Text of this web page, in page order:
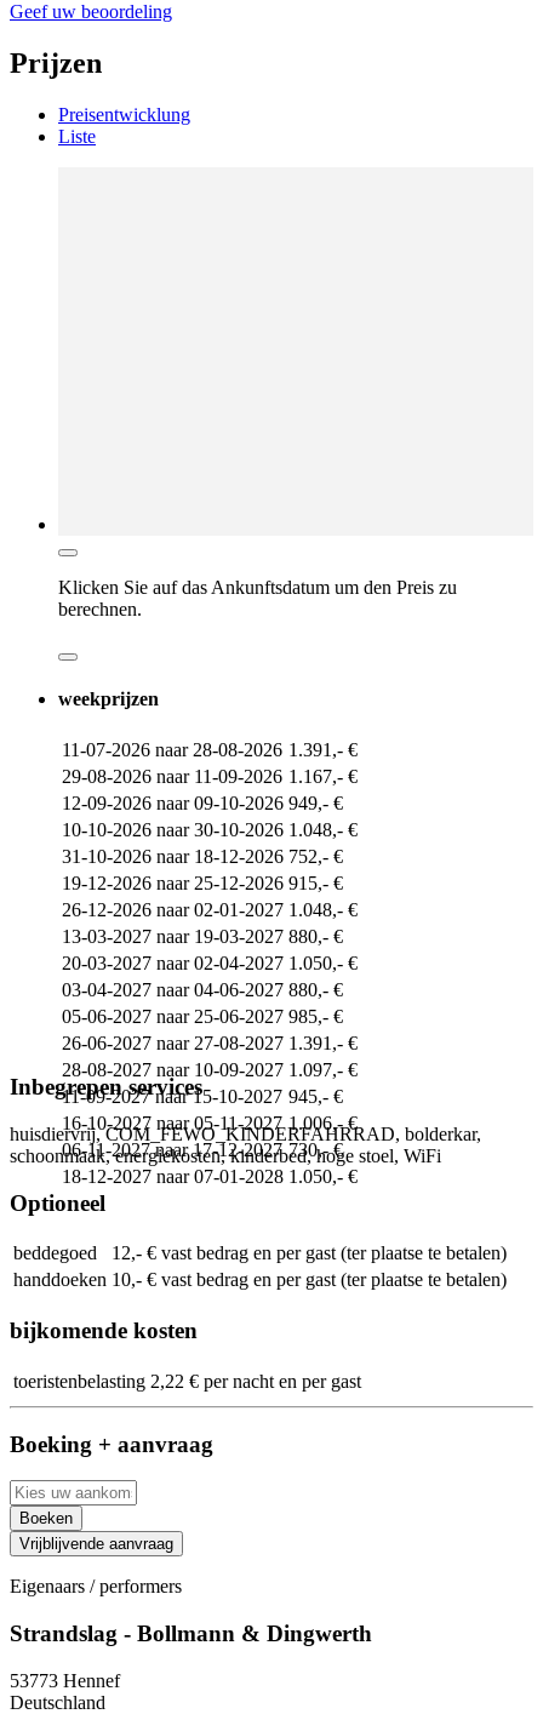
Geef uw beoordeling
Prijzen
Preisentwicklung
Liste
Klicken Sie auf das Ankunftsdatum um den Preis zu
berechnen.
weekprijzen
11-07-2026 naar 28-08-2026 1.391,- €
29-08-2026 naar 11-09-2026 1.167,- €
12-09-2026 naar 09-10-2026 949,- €
10-10-2026 naar 30-10-2026 1.048,- €
31-10-2026 naar 18-12-2026 752,- €
19-12-2026 naar 25-12-2026 915,- €
26-12-2026 naar 02-01-2027 1.048,- €
13-03-2027 naar 19-03-2027 880,- €
20-03-2027 naar 02-04-2027 1.050,- €
03-04-2027 naar 04-06-2027 880,- €
05-06-2027 naar 25-06-2027 985,- €
26-06-2027 naar 27-08-2027 1.391,- €
28-08-2027 naar 10-09-2027 1.097,- €
11-09-2027 naar 15-10-2027 945,- €
16-10-2027 naar 05-11-2027 1.006,- €
06-11-2027 naar 17-12-2027 730,- €
18-12-2027 naar 07-01-2028 1.050,- €
Inbegrepen services
huisdiervrij, COM_FEWO_KINDERFAHRRAD, bolderkar,
schoonmaak, energiekosten, kinderbed, hoge stoel, WiFi
Optioneel
beddegoed
12,- € vast bedrag en per gast (ter plaatse te betalen)
handdoeken 10,- € vast bedrag en per gast (ter plaatse te betalen)
bijkomende kosten
toeristenbelasting 2,22 € per nacht en per gast
Boeking + aanvraag
Boeken
Vrijblijvende aanvraag
Eigenaars / performers
Strandslag - Bollmann & Dingwerth
53773 Hennef
Deutschland